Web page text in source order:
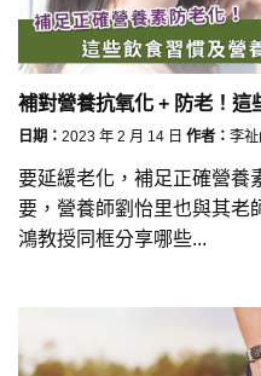
補對營養抗氧化 + 防老！
日期： 2023 年 2 月 14 日 作者： 李
要延緩老化，補足正確營養
要，營養師劉怡里也與其老
鴻教授同框分享哪些...